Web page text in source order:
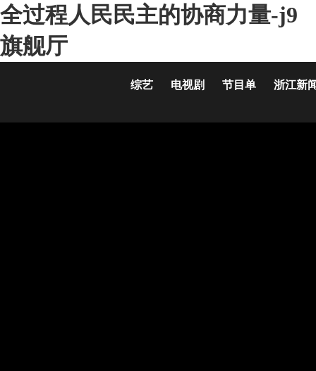
全过程人民民主的协商力量-j9
旗舰厅
综艺 电视剧 节目单 浙江新